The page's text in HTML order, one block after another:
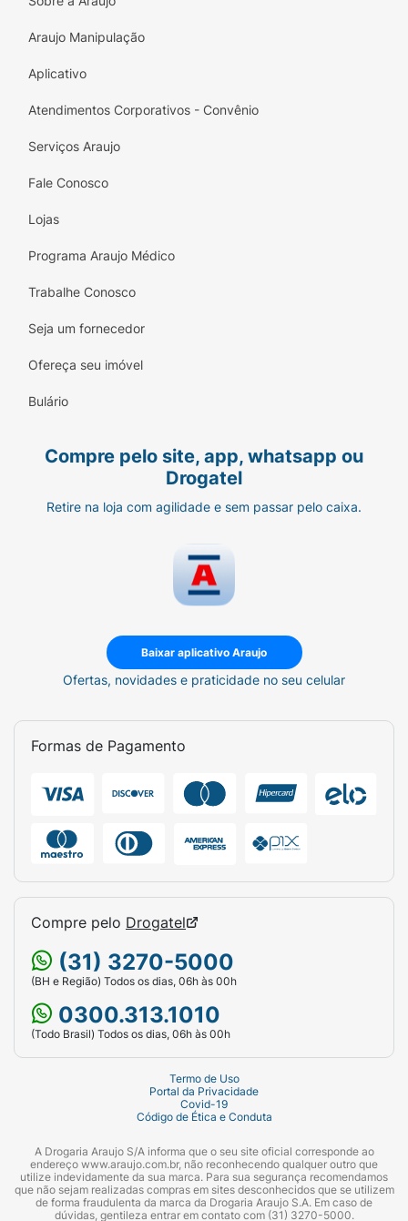
alimentar. Ideal para dar energia ao seu bebê
enquanto você fica tranquila sabendo que ele
nutritiva e cheia de carinho com Papapá.
Araujo Manipulação
Aplicativo
Atendimentos Corporativos - Convênio
Serviços Araujo
Fale Conosco
Lojas
Programa Araujo Médico
Trabalhe Conosco
Seja um fornecedor
Ofereça seu imóvel
Bulário
Compre pelo site, app, whatsapp ou
Drogatel
Retire na loja com agilidade e sem passar pelo caixa.
Baixar aplicativo Araujo
Ofertas, novidades e praticidade no seu celular
Formas de Pagamento
Compre pelo Drogatel
(31) 3270-5000
(BH e Região) Todos os dias, 06h às 00h
0300.313.1010
(Todo Brasil) Todos os dias, 06h às 00h
Termo de Uso
Portal da Privacidade
Covid-19
Código de Ética e Conduta
A Drogaria Araujo S/A informa que o seu site oficial corresponde ao
endereço www.araujo.com.br, não reconhecendo qualquer outro que
utilize indevidamente da sua marca. Para sua segurança recomendamos
que não sejam realizadas compras em sites desconhecidos que se utilizem
de forma fraudulenta da marca da Drogaria Araujo S.A. Em caso de
dúvidas, gentileza entrar em contato com (31) 3270-5000.